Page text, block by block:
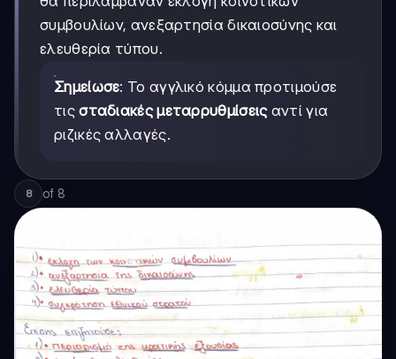
συμβουλίων, ανεξαρτησία δικαιοσύνης και
ελευθερία τύπου.
Σημείωσε: Το αγγλικό κόμμα προτιμούσε
τιςσταδιακές μεταρρυθμίσειςαντί για
ριζικές αλλαγές.
8 of 8